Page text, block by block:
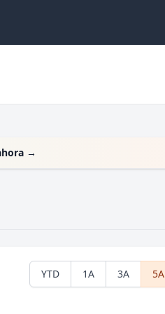
→
YTD 1A 3A 5A